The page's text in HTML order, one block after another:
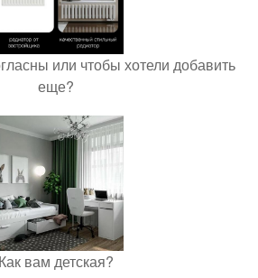
или чтобы хотели добавить
еще?
Как вам детская?